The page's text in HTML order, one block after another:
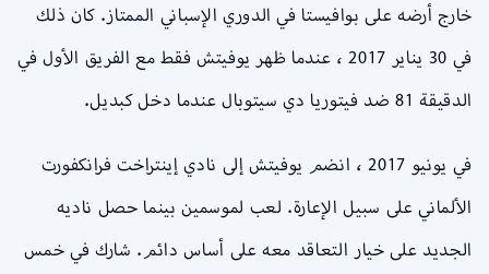
خارج أرضه على بوافيستا في الدوري الإسباني الممتاز. كان ذلك
في 30 يناير 2017 ، عندما ظهر يوفيتش فقط مع الفريق الأول في
الدقيقة 81 ضد فيتوريا دي سيتوبال عندما دخل كبديل.
في يونيو 2017 ، انضم يوفيتش إلى نادي إينتراخت فرانكفورت
الألماني على سبيل الإعارة. لعب لموسمين بينما حصل ناديه
الجديد على خيار التعاقد معه على أساس دائم. شارك في خمس